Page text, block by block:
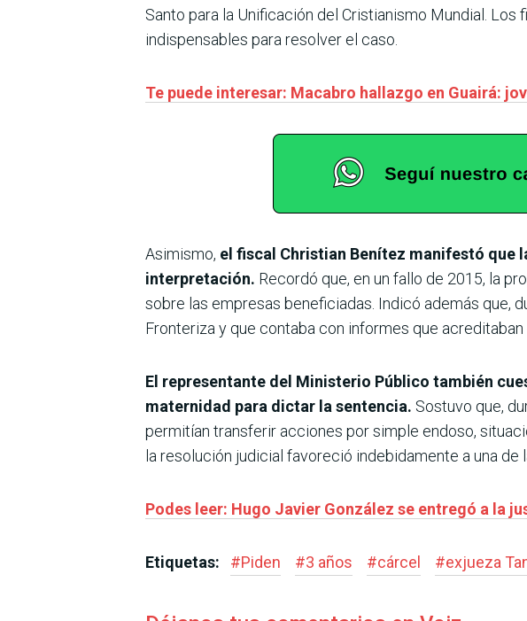
Santo para la Unificación del Cristianismo Mundial.
indispensables para resolver el caso.
Te puede interesar: Macabro hallazgo en Guairá:
Asimismo, el fiscal Christian Benítez manifestó que
interpretación. Recordó que, en un fallo de 2015, la
sobre las empresas beneficiadas. Indicó además que,
Fronteriza y que contaba con informes que
El representante del Ministerio Público también
maternidad para dictar la sentencia. Sostuvo que,
permitían transferir acciones por simple endoso,
la resolución judicial favoreció indebidamente a una
Podes leer: Hugo Javier González se entregó a la
Etiquetas: #Piden #3 años #cárcel #exjueza